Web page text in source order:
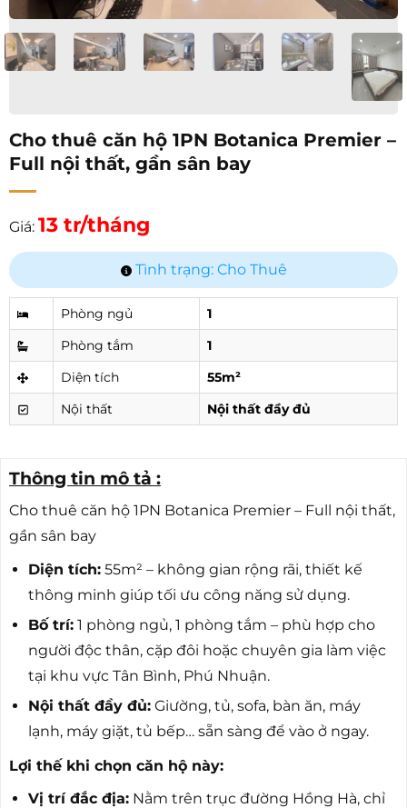
Cho thuê căn hộ 1PN Botanica Premier –
Full nội thất, gần sân bay
Giá: 13 tr/tháng
Tình trạng: Cho Thuê
Phòng ngủ
1
Phòng tắm
1
Diện tích
55m²
Nội thất
Nội thất đầy đủ
Thông tin mô tả :
Cho thuê căn hộ 1PN Botanica Premier – Full nội thất,
gần sân bay
Diện tích:55m² – không gian rộng rãi, thiết kế
thông minh giúp tối ưu công năng sử dụng.
Bố trí:1 phòng ngủ, 1 phòng tắm – phù hợp cho
người độc thân, cặp đôi hoặc chuyên gia làm việc
tại khu vực Tân Bình, Phú Nhuận.
Nội thất đầy đủ:Giường, tủ, sofa, bàn ăn, máy
lạnh, máy giặt, tủ bếp… sẵn sàng để vào ở ngay.
Lợi thế khi chọn căn hộ này:
Vị trí đắc địa:Nằm trên trục đường Hồng Hà, chỉ